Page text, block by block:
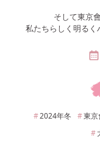
そして東京
私たちらしく明るく
2024年冬 東京